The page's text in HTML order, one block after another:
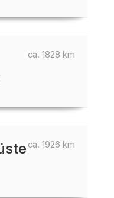
ca. 1828 km
ca. 1926 km